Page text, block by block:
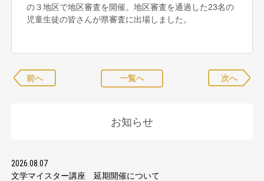
の３地区で地区審査を開催。地区審査を通過した23名の
児童生徒の皆さんが県審査に出場しました。
前へ 一覧へ 次へ
お知らせ
2026.08.07
文学マイスター講座 延期開催について